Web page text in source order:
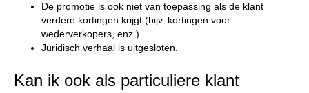
De promotie is ook niet van toepassing als de klant
verdere kortingen krijgt (bijv. kortingen voor
wederverkopers, enz.).
Juridisch verhaal is uitgesloten.
Kan ik ook als particuliere klant